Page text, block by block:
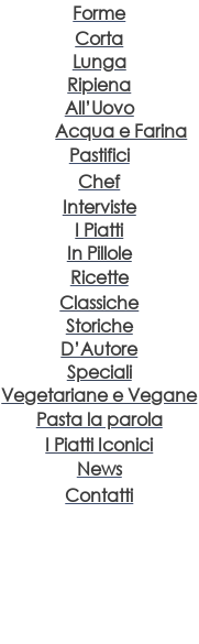
Forme
Corta
Lunga
Ripiena
All’Uovo
Acqua e Farina
Pastifici
Chef
Interviste
I Piatti
In Pillole
Ricette
Classiche
Storiche
D’Autore
Speciali
Vegetariane e Vegane
Pasta la parola
I Piatti Iconici
News
Contatti